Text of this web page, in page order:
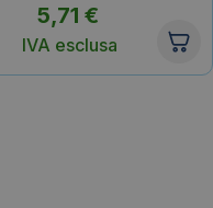
5,71€
IVA esclusa